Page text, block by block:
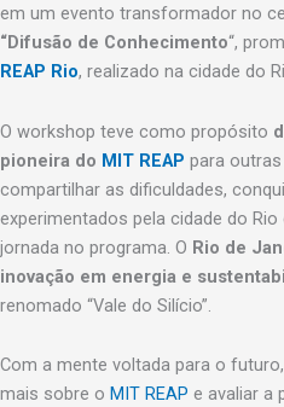
em um evento transformador no
“Difusão de Conhecimento“,
REAP Rio, realizado na cidade do
O workshop teve como propósito
pioneira do MIT REAP para
compartilhar as dificuldades,
experimentados pela cidade do
jornada no programa. O Rio de
inovação em energia e
renomado “Vale do Silício”.
Com a mente voltada para o
mais sobre o MIT REAP e avaliar a